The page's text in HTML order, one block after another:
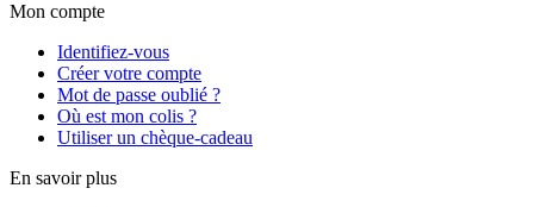
Mon compte
Identifiez-vous
Créer votre compte
Mot de passe oublié ?
Où est mon colis ?
Utiliser un chèque-cadeau
En savoir plus